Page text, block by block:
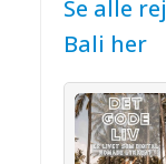
Se alle
Bali her